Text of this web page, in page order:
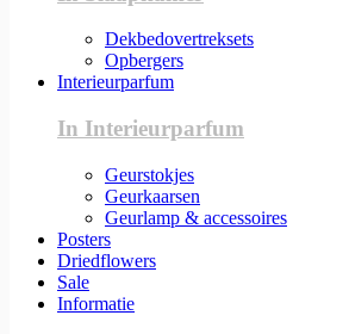
Dekbedovertreksets
Opbergers
Interieurparfum
In Interieurparfum
Geurstokjes
Geurkaarsen
Geurlamp & accessoires
Posters
Driedflowers
Sale
Informatie